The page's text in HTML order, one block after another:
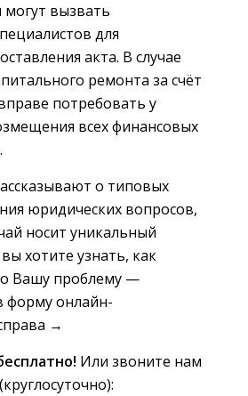
вызвать
для
акта. В случае
ремонта за счёт
потребовать у
всех финансовых
о типовых
юридических вопросов,
носит уникальный
хотите узнать, как
Вашу проблему —
форму онлайн-
→
Или звоните нам